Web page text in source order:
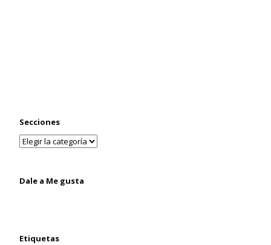
Secciones
Dale a Me gusta
Etiquetas